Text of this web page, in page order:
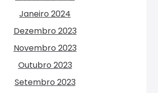
Janeiro 2024
Dezembro 2023
Novembro 2023
Outubro 2023
Setembro 2023